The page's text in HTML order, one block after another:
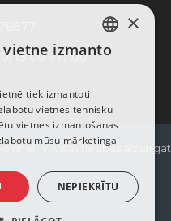
13:00 - 17:00
Visas tiesības
LATVIAN
ENGLISH
×
izmanto
tiek izmantoti
vietnes tehnisku
vietnes izmantošanas
mūsu mārketinga
NEPIEKRĪTU